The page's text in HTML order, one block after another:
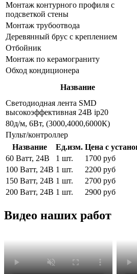
Монтаж контурного профиля с
подсветкой стены
Монтаж трубоотвода
Деревянный брус с креплением
Отбойник
Монтаж по керамограниту
Обход кондиционера
Название
Светодиодная лента SMD
высокоэффективная 24В ip20
80д/м, 6Вт, (3000,4000,6000К)
Пульт/контроллер
Название
Ед.изм. Цена с
60 Ватт, 24В
1 шт.
1700 руб
100 Ватт, 24В 1 шт.
2200 руб
150 Ватт, 24В 1 шт.
2700 руб
200 Ватт, 24В 1 шт. 2900 руб
Видео наших работ